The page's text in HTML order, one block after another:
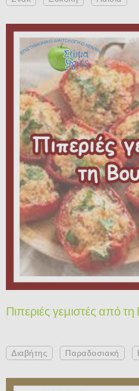
Πιπεριές γεμιστές από
Διαβήτης Παραδοσιακή